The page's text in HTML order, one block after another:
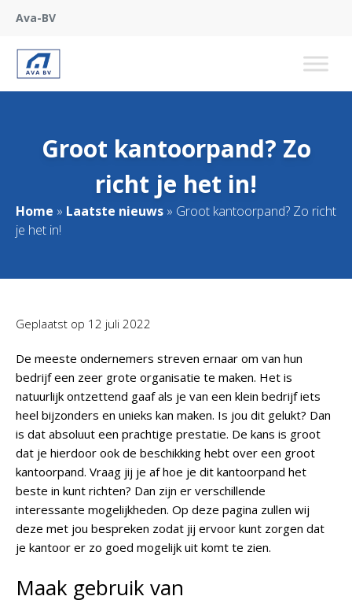
Ava-BV
Groot kantoorpand? Zo
richt je het in!
Home » Laatste nieuws » Groot kantoorpand? Zo richt
je het in!
Geplaatst op 12 juli 2022
De meeste ondernemers streven ernaar om van hun
bedrijf een zeer grote organisatie te maken. Het is
natuurlijk ontzettend gaaf als je van een klein bedrijf iets
heel bijzonders en unieks kan maken. Is jou dit gelukt? Dan
is dat absoluut een prachtige prestatie. De kans is groot
dat je hierdoor ook de beschikking hebt over een groot
kantoorpand. Vraag jij je af hoe je dit kantoorpand het
beste in kunt richten? Dan zijn er verschillende
interessante mogelijkheden. Op deze pagina zullen wij
deze met jou bespreken zodat jij ervoor kunt zorgen dat
je kantoor er zo goed mogelijk uit komt te zien.
Maak gebruik van